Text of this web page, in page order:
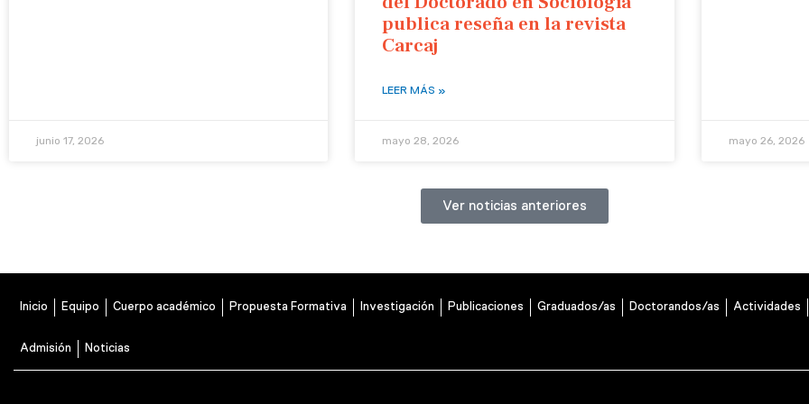
junio 17, 2026
publica reseña en la revista
Carcaj
LEER MÁS »
mayo 28, 2026 mayo 26, 2026
Ver noticias anteriores
Inicio Equipo Cuerpo académico Propuesta Formativa Investigación Publicaciones Graduados/as Doctorandos/as Actividades
Admisión Noticias